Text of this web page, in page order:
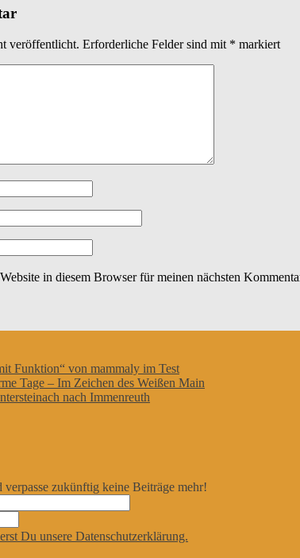
veröffentlicht. Erforderliche Felder sind mit * markiert
in diesem Browser für meinen nächsten
Funktion“ von mammaly im Test
Tage – Im Zeichen des Weißen Main
nach Immenreuth
zukünftig keine Beiträge mehr!
Du unsere Datenschutzerklärung.